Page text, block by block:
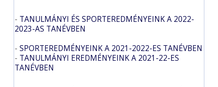
Tanárjelölteknek
- TANULMÁNYI ÉS SPORTEREDMÉNYEINK A 2022-
2023-AS TANÉVBEN
-SPORTEREDMÉNYEINK A 2021-2022-ES TANÉVBEN
- TANULMÁNYI EREDMÉNYEINK A 2021-22-ES
TANÉVBEN